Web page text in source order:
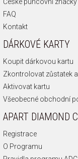
FAQ
Kontakt
DÁRKOVÉ KARTY
Koupit dárkovou kartu
Zkontrolovat zůstatek
Aktivovat kartu
Všeobecné obchodní
APART DIAMOND
Registrace
O Programu